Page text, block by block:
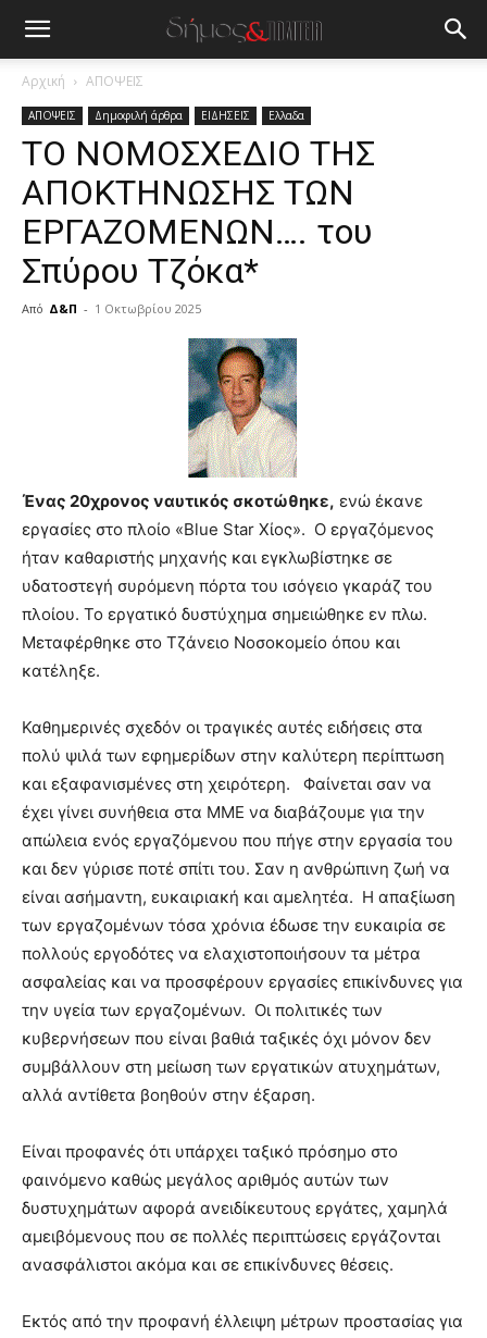
Αρχική ΑΠΟΨΕΙΣ
ΑΠΟΨΕΙΣ Δημοφιλή άρθρα ΕΙΔΗΣΕΙΣ Ελλαδα
ΤΟ ΝΟΜΟΣΧΕΔΙΟ ΤΗΣ
ΑΠΟΚΤΗΝΩΣΗΣ ΤΩΝ
ΕΡΓΑΖΟΜΕΝΩΝ…. του
Σπύρου Τζόκα*
Από Δ&Π - 1 Οκτωβρίου 2025
brandi
lyons
teaches
you
meaning
of
pain.
porn
Ένας 20χρονος ναυτικός σκοτώθηκε, ενώ έκανε
εργασίες στο πλοίο «Blue Star Χίος». Ο εργαζόμενος
ήταν καθαριστής μηχανής και εγκλωβίστηκε σε
υδατοστεγή συρόμενη πόρτα του ισόγειο γκαράζ του
πλοίου. Το εργατικό δυστύχημα σημειώθηκε εν πλω.
Μεταφέρθηκε στο Τζάνειο Νοσοκομείο όπου και
κατέληξε.
Καθημερινές σχεδόν οι τραγικές αυτές ειδήσεις στα
πολύ ψιλά των εφημερίδων στην καλύτερη περίπτωση
και εξαφανισμένες στη χειρότερη. Φαίνεται σαν να
έχει γίνει συνήθεια στα ΜΜΕ να διαβάζουμε για την
απώλεια ενός εργαζόμενου που πήγε στην εργασία του
και δεν γύρισε ποτέ σπίτι του. Σαν η ανθρώπινη ζωή να
είναι ασήμαντη, ευκαιριακή και αμελητέα. Η απαξίωση
των εργαζομένων τόσα χρόνια έδωσε την ευκαιρία σε
πολλούς εργοδότες να ελαχιστοποιήσουν τα μέτρα
ασφαλείας και να προσφέρουν εργασίες επικίνδυνες για
την υγεία των εργαζομένων. Οι πολιτικές των
κυβερνήσεων που είναι βαθιά ταξικές όχι μόνον δεν
συμβάλλουν στη μείωση των εργατικών ατυχημάτων,
αλλά αντίθετα βοηθούν στην έξαρση.
Είναι προφανές ότι υπάρχει ταξικό πρόσημο στο
φαινόμενο καθώς μεγάλος αριθμός αυτών των
δυστυχημάτων αφορά ανειδίκευτους εργάτες, χαμηλά
αμειβόμενους που σε πολλές περιπτώσεις εργάζονται
ανασφάλιστοι ακόμα και σε επικίνδυνες θέσεις.
Εκτός από την προφανή έλλειψη μέτρων προστασίας για